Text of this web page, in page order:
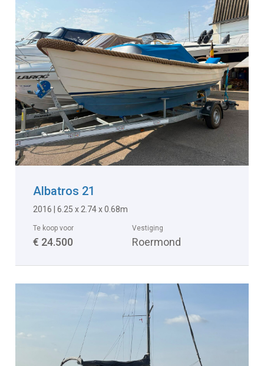
Albatros 21
2016 | 6.25 x 2.74 x 0.68m
Te koop voor
€ 24.500
Vestiging
Roermond